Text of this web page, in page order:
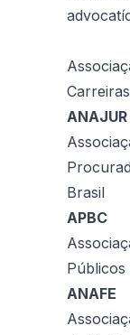
ANAJUR
Brasil
APBC
Públicos
ANAFE